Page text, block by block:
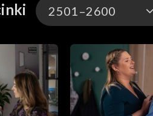
2501–2600
3301-3400
3201-3300
3101-3200